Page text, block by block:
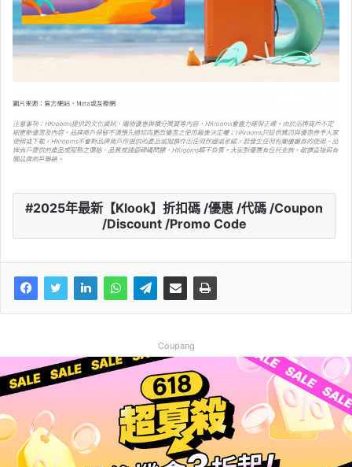
2025年最新【Klook】折扣碼 /優惠 /代碼 /Coupon
/Discount /Promo Code
Coupang